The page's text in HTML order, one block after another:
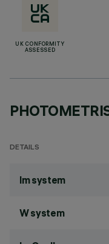
UK CONFORMITY
ASSESSED
DETAILS
lm system
W system